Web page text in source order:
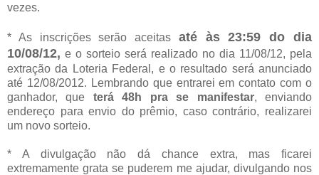
vezes.
* As inscrições serão aceitas até às 23:59 do dia
10/08/12, e o sorteio será realizado no dia 11/08/12, pela
extração da Loteria Federal, e o resultado será anunciado
até 12/08/2012. Lembrando que entrarei em contato com o
ganhador, que terá 48h pra se manifestar, enviando
endereço para envio do prêmio, caso contrário, realizarei
um novo sorteio.
* A divulgação não dá chance extra, mas ficarei
extremamente grata se puderem me ajudar, divulgando nos